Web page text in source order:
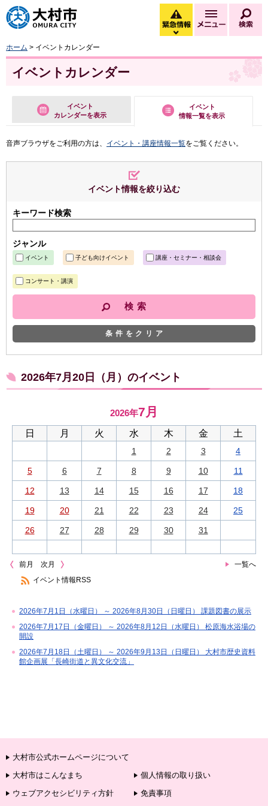
大村市
緊急情報
緊急情報を開く
メニュー
ホーム > イベントカレンダー
イベントカレンダー
イベント
カレンダーを表示
イベント
情報一覧を表示
音声ブラウザをご利用の方は、 イベント・講座情報一覧をご覧ください。
イベント情報を絞り込む
キーワード検索
ジャンル
イベント 子ども向けイベント 講座・セミナー・相談会
コンサート・講演
条件をクリア
2026年7月20日（月）のイベント
2026年7月
日 月 火 水 木 金 土
1 2 3 4
5 6 7 8 9 10 11
12 13 14 15 16 17 18
19 20 21 22 23 24 25
26 27 28 29 30 31
前月 一覧へ
次月
イベント情報RSS
2026年7月1日（水曜日） ～ 2026年8月30日（日曜日） 課題図書の展示
2026年7月17日（金曜日） ～ 2026年8月12日（水曜日） 松原海水浴場の
開設
2026年7月18日（土曜日） ～ 2026年9月13日（日曜日） 大村市歴史資料
館企画展「長崎街道と異文化交流」
大村市公式ホームページについて
大村市はこんなまち
個人情報の取り扱い
ウェブアクセシビリティ方針
免責事項